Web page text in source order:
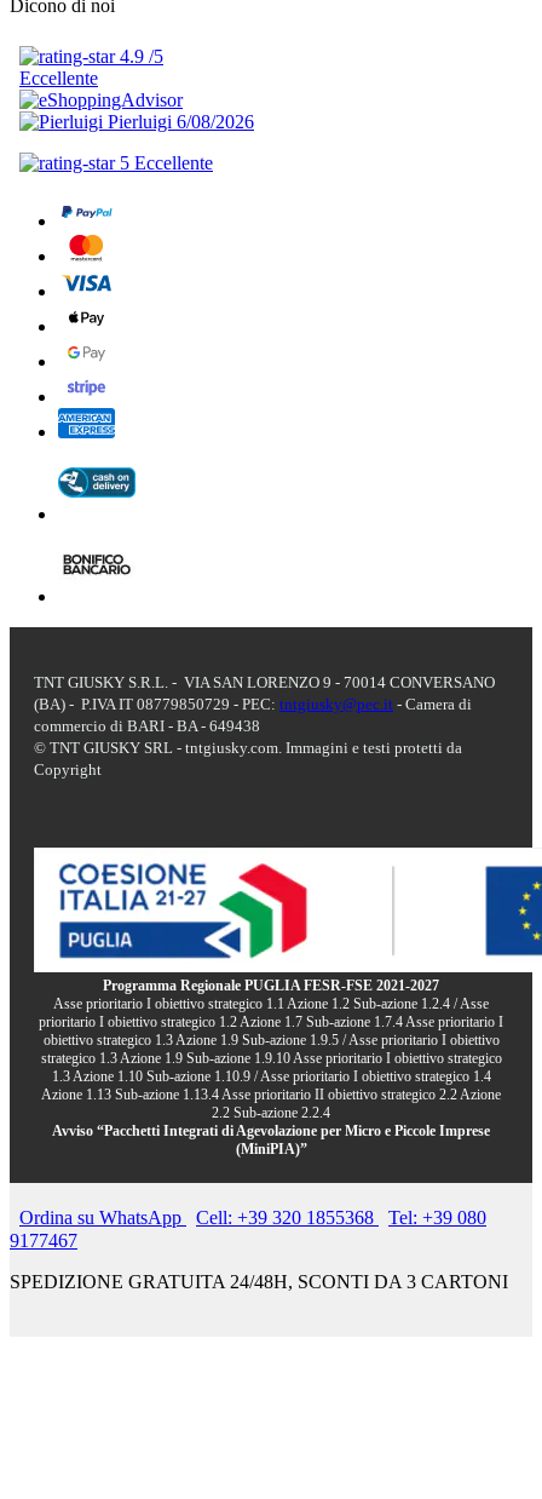
Dicono di noi
TNT GIUSKY S.R.L. - VIA SAN LORENZO 9 - 70014 CONVERSANO
(BA) - P.IVA IT 08779850729 - PEC: tntgiusky@pec.it - Camera di
commercio di BARI - BA - 649438
© TNT GIUSKY SRL - tntgiusky.com. Immagini e testi protetti da
Copyright
Programma Regionale PUGLIA FESR-FSE 2021-2027
Asse prioritario I obiettivo strategico 1.1 Azione 1.2 Sub-azione 1.2.4 / Asse
prioritario I obiettivo strategico 1.2 Azione 1.7 Sub-azione 1.7.4 Asse prioritario I
obiettivo strategico 1.3 Azione 1.9 Sub-azione 1.9.5 / Asse prioritario I obiettivo
strategico 1.3 Azione 1.9 Sub-azione 1.9.10 Asse prioritario I obiettivo strategico
1.3 Azione 1.10 Sub-azione 1.10.9 / Asse prioritario I obiettivo strategico 1.4
Azione 1.13 Sub-azione 1.13.4 Asse prioritario II obiettivo strategico 2.2 Azione
2.2 Sub-azione 2.2.4
Avviso “Pacchetti Integrati di Agevolazione per Micro e Piccole Imprese
(MiniPIA)”
Ordina su WhatsApp Cell: +39 320 1855368
Tel: +39 080
9177467
SPEDIZIONE GRATUITA 24/48H, SCONTI DA 3 CARTONI